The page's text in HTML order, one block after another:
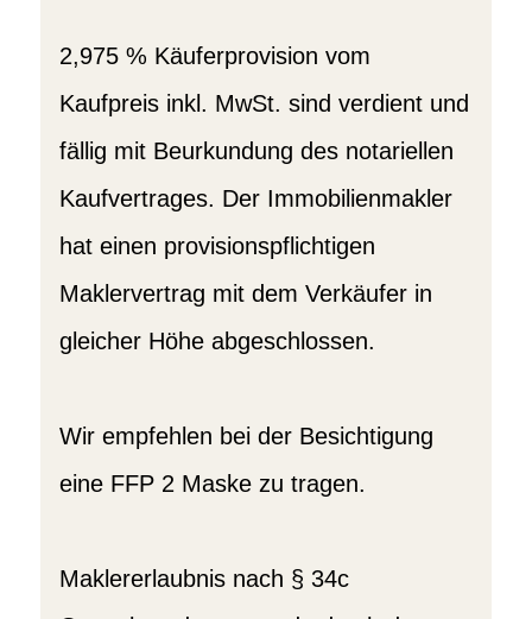
2,975 % Käuferprovision vom
Kaufpreis inkl. MwSt. sind verdient und
fällig mit Beurkundung des notariellen
Kaufvertrages. Der Immobilienmakler
hat einen provisionspflichtigen
Maklervertrag mit dem Verkäufer in
gleicher Höhe abgeschlossen.
Wir empfehlen bei der Besichtigung
eine FFP 2 Maske zu tragen.
Maklererlaubnis nach § 34c